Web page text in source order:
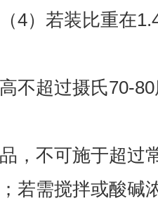
重在1.4以
不超过摄氏70-
，不可施于超过
若需搅拌或酸碱